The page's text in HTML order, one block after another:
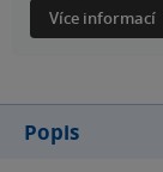
Více informací
Popis